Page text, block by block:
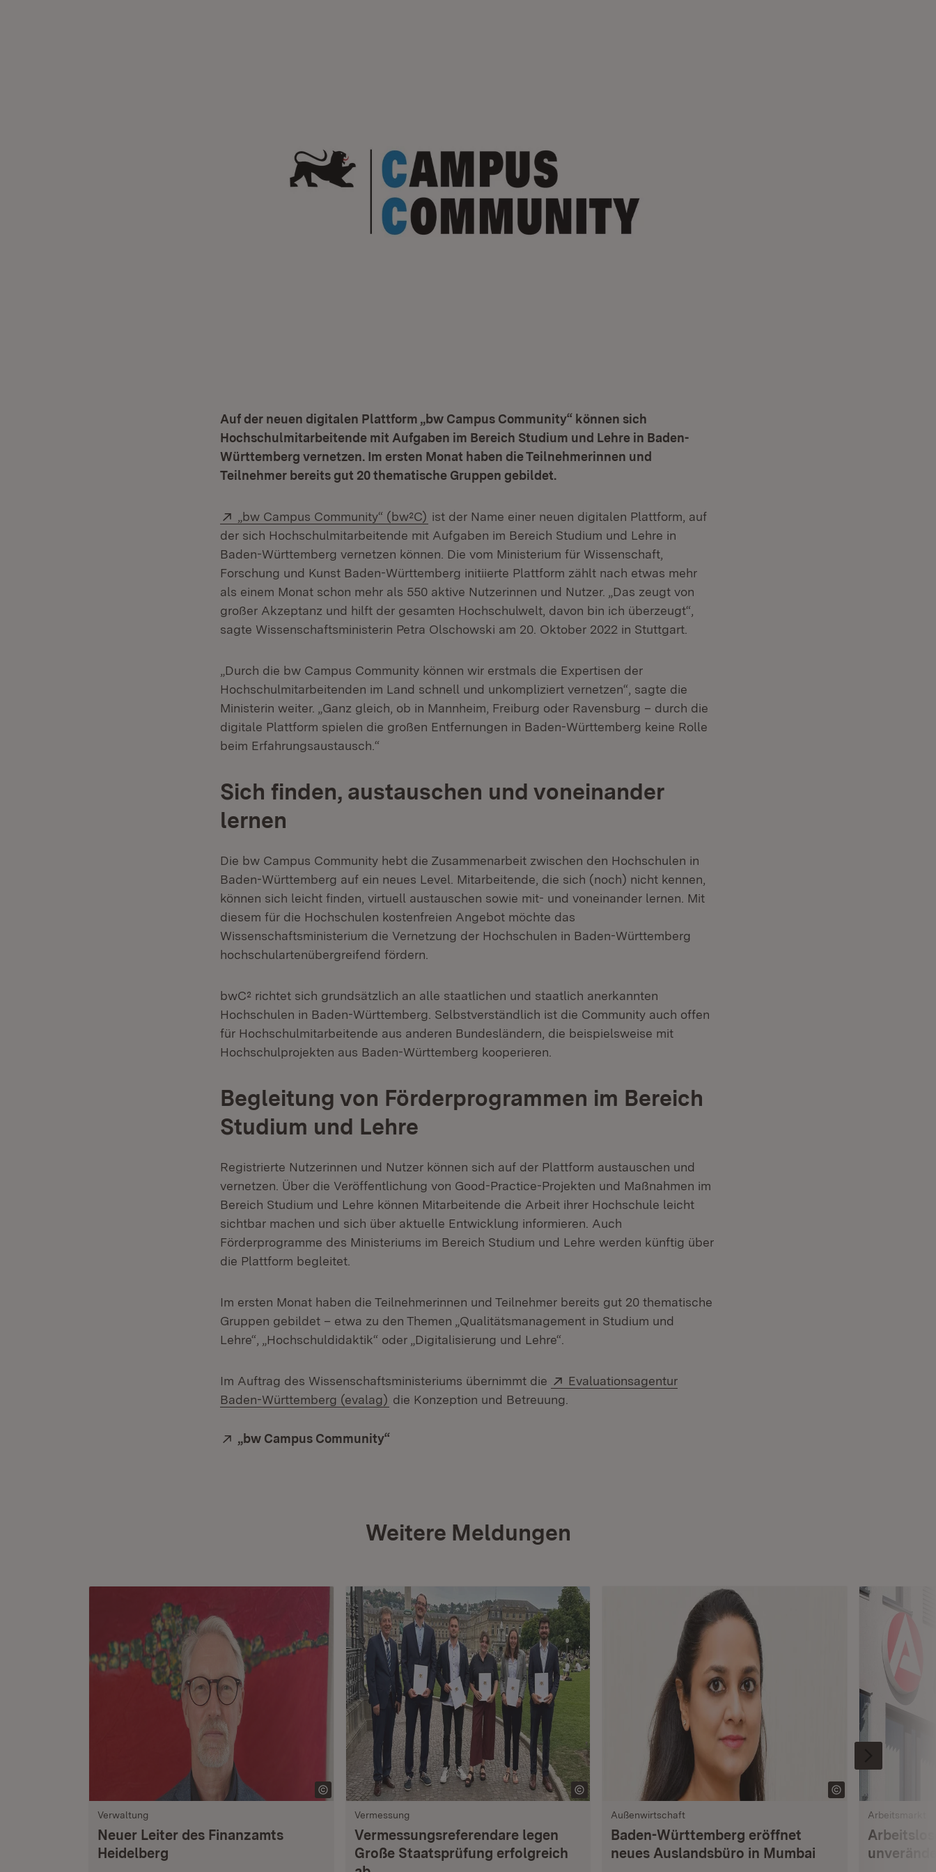
Auf der neuen digitalen Plattform „bw Campus Community“ können sich
Hochschulmitarbeitende mit Aufgaben im Bereich Studium und Lehre in Baden-
Württemberg vernetzen. Im ersten Monat haben die Teilnehmerinnen und
Teilnehmer bereits gut 20 thematische Gruppen gebildet.
Extern:
„bw Campus Community“ (bw²C) (Öffnet in neuem Fenster)
ist der Name einer neuen digitalen Plattform, auf
der sich Hochschulmitarbeitende mit Aufgaben im Bereich Studium und Lehre in
Baden-Württemberg vernetzen können. Die vom Ministerium für Wissenschaft,
Forschung und Kunst Baden-Württemberg initiierte Plattform zählt nach etwas mehr
als einem Monat schon mehr als 550 aktive Nutzerinnen und Nutzer. „Das zeugt von
großer Akzeptanz und hilft der gesamten Hochschulwelt, davon bin ich überzeugt“,
sagte Wissenschaftsministerin Petra Olschowski am 20. Oktober 2022 in Stuttgart.
„Durch die bw Campus Community können wir erstmals die Expertisen der
Hochschulmitarbeitenden im Land schnell und unkompliziert vernetzen“, sagte die
Ministerin weiter. „Ganz gleich, ob in Mannheim, Freiburg oder Ravensburg – durch die
digitale Plattform spielen die großen Entfernungen in Baden-Württemberg keine Rolle
beim Erfahrungsaustausch.“
Sich finden, austauschen und voneinander
lernen
Die bw Campus Community hebt die Zusammenarbeit zwischen den Hochschulen in
Baden-Württemberg auf ein neues Level. Mitarbeitende, die sich (noch) nicht kennen,
können sich leicht finden, virtuell austauschen sowie mit- und voneinander lernen. Mit
diesem für die Hochschulen kostenfreien Angebot möchte das
Wissenschaftsministerium die Vernetzung der Hochschulen in Baden-Württemberg
hochschulartenübergreifend fördern.
bwC² richtet sich grundsätzlich an alle staatlichen und staatlich anerkannten
Hochschulen in Baden-Württemberg. Selbstverständlich ist die Community auch offen
für Hochschulmitarbeitende aus anderen Bundesländern, die beispielsweise mit
Hochschulprojekten aus Baden-Württemberg kooperieren.
Begleitung von Förderprogrammen im Bereich
Studium und Lehre
Registrierte Nutzerinnen und Nutzer können sich auf der Plattform austauschen und
vernetzen. Über die Veröffentlichung von Good-Practice-Projekten und Maßnahmen im
Bereich Studium und Lehre können Mitarbeitende die Arbeit ihrer Hochschule leicht
sichtbar machen und sich über aktuelle Entwicklung informieren. Auch
Förderprogramme des Ministeriums im Bereich Studium und Lehre werden künftig über
die Plattform begleitet.
Im ersten Monat haben die Teilnehmerinnen und Teilnehmer bereits gut 20 thematische
Gruppen gebildet – etwa zu den Themen „Qualitätsmanagement in Studium und
Lehre“, „Hochschuldidaktik“ oder „Digitalisierung und Lehre“.
Im Auftrag des Wissenschaftsministeriums übernimmt die Extern:
Evaluationsagentur
Baden-Württemberg (evalag) (Öffnet in neuem Fenster)
die Konzeption und Betreuung.
Extern:
„bw Campus Community“
Weitere Meldungen
Verwaltung
Neuer Leiter des Finanzamts
Heidelberg
Vermessung
Vermessungsreferendare legen
Große Staatsprüfung erfolgreich
Außenwirtschaft
Baden-Württemberg eröffnet
neues Auslandsbüro in Mumbai
Arbeitsmarkt